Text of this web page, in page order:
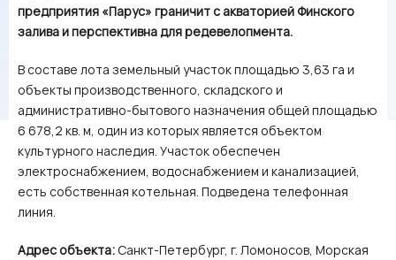
предприятия «Парус» граничит с акваторией Финского
залива и перспективна для редевелопмента.
В составе лота земельный участок площадью 3,63 га и
объекты производственного, складского и
административно-бытового назначения общей площадью
6 678,2 кв. м, один из которых является объектом
культурного наследия. Участок обеспечен
электроснабжением, водоснабжением и канализацией,
есть собственная котельная. Подведена телефонная
линия.
Адрес объекта:Санкт-Петербург, г. Ломоносов, Морская